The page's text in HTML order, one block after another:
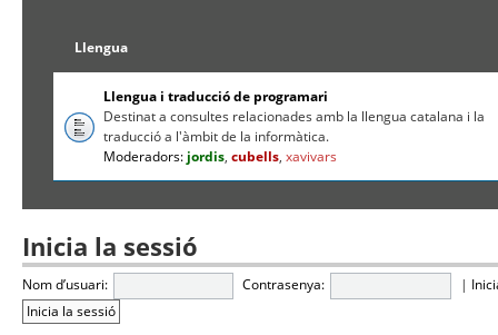
Llengua
Llengua i traducció de programari
Destinat a consultes relacionades amb la llengua catalana i la
traducció a l'àmbit de la informàtica.
Moderadors: jordis,cubells,xavivars
Inicia la sessió
Nom d’usuari: Contrasenya: |